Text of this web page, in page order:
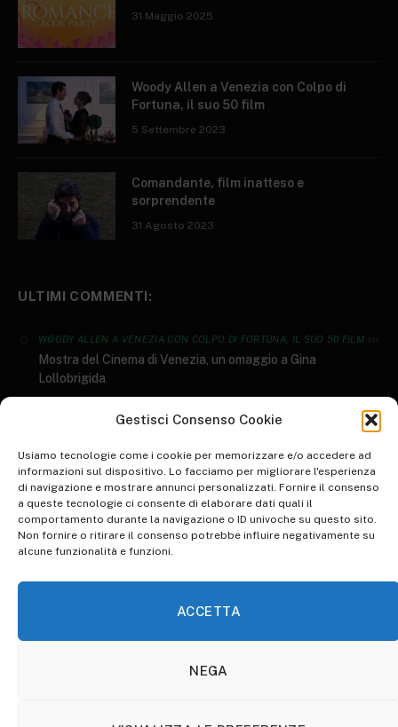
Gestisci Consenso Cookie
Usiamo tecnologie come i cookie per memorizzare e/o accedere ad
informazioni sul dispositivo. Lo facciamo per migliorare l'esperienza
di navigazione e mostrare annunci personalizzati. Fornire il consenso
a queste tecnologie ci consente di elaborare dati quali il
comportamento durante la navigazione o ID univoche su questo sito.
Non fornire o ritirare il consenso potrebbe influire negativamente su
alcune funzionalità e funzioni.
ACCETTA
NEGA
31 Maggio 2025
Woody Allen a Venezia con Colpo di
Fortuna, il suo 50 film
5 Settembre 2023
Comandante, film inatteso e
sorprendente
31 Agosto 2023
ULTIMI COMMENTI:
WOODY ALLEN A VENEZIA CON COLPO DI FORTUNA, IL SUO 50 FILM
Mostra del Cinema di Venezia, un omaggio a Gina
Lollobrigida
GENERI LETTERARI: AL SALONE DEL LIBRO ARRIVANO I DATI AIE 2023
I 10 libri più letti del 2022
WORLD ART DAY: RIFLESSIONE SULLO STATO DELL'ARTEsu
Inspire Your Heart with Art Day, una giornata d’arte
su
Guillermo Del Toro: la recensione​